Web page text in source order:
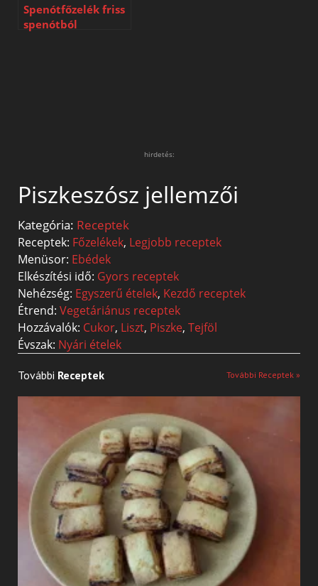
Spenótfőzelék friss
spenótból
hirdetés:
Piszkeszósz jellemzői
Kategória: Receptek
Receptek: Főzelékek, Legjobb receptek
Menüsor: Ebédek
Elkészítési idő: Gyors receptek
Nehézség: Egyszerű ételek, Kezdő receptek
Étrend: Vegetáriánus receptek
Hozzávalók: Cukor, Liszt, Piszke, Tejföl
Évszak: Nyári ételek
További Receptek További Receptek »